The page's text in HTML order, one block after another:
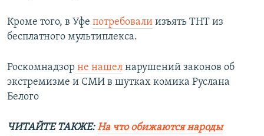
Кроме того, в Уфе потребовали изъять ТНТ из
бесплатного мультиплекса.
Роскомнадзор не нашел нарушений законов об
экстремизме и СМИ в шутках комика Руслана
Белого
ЧИТАЙТЕ ТАКЖЕ:На что обижаются народы